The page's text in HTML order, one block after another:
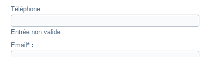
Téléphone :
Entrée non valide
Email* :